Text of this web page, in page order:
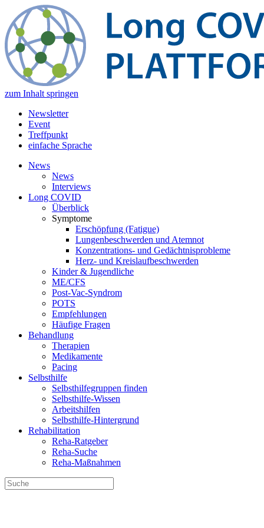
zum Inhalt springen
Newsletter
Event
Treffpunkt
einfache Sprache
News
News
Interviews
Long COVID
Überblick
Symptome
Erschöpfung (Fatigue)
Lungenbeschwerden und Atemnot
Konzentrations- und Gedächtnisprobleme
Herz- und Kreislaufbeschwerden
Kinder & Jugendliche
ME/CFS
Post-Vac-Syndrom
POTS
Empfehlungen
Häufige Fragen
Behandlung
Therapien
Medikamente
Pacing
Selbsthilfe
Selbsthilfegruppen finden
Selbsthilfe-Wissen
Arbeitshilfen
Selbsthilfe-Hintergrund
Rehabilitation
Reha-Ratgeber
Reha-Suche
Reha-Maßnahmen